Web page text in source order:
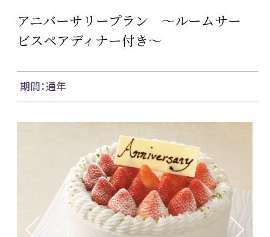
アニバーサリープラン ～ルームサー
ビスペアディナー付き～
期間：通年